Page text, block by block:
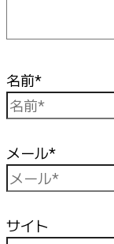
名前*
メール*
サイト